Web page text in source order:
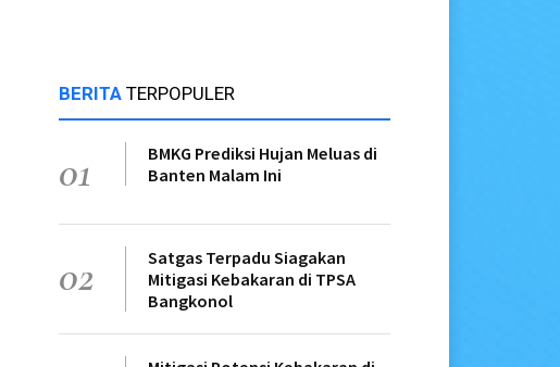
BERITA TERPOPULER
01
BMKG Prediksi Hujan Meluas di
Banten Malam Ini
02
Satgas Terpadu Siagakan
Mitigasi Kebakaran di TPSA
Bangkonol